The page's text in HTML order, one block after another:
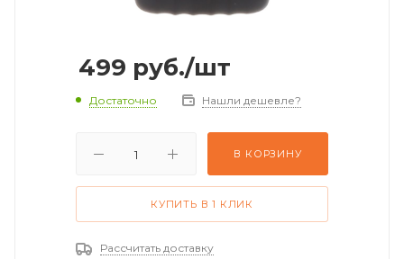
499 руб./шт
Достаточно Нашли дешевле?
В КОРЗИНУ
КУПИТЬ В 1 КЛИК
Рассчитать доставку